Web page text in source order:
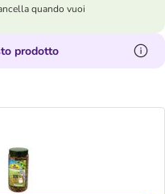
quando vuoi
prodotto